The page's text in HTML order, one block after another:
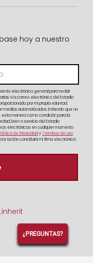
hoy a nuestro
electrónico general para recibir
vía correo electrónico del Estadio
por mi propia voluntad.
medios automatizados. Entiendo que no
manera como condición para la
bien o servicio del Estadio
electrónicos en cualquier momento
de PrivacidadyTérminos de uso
botón constituirá mi firma electrónica
¿PREGUNTAS?